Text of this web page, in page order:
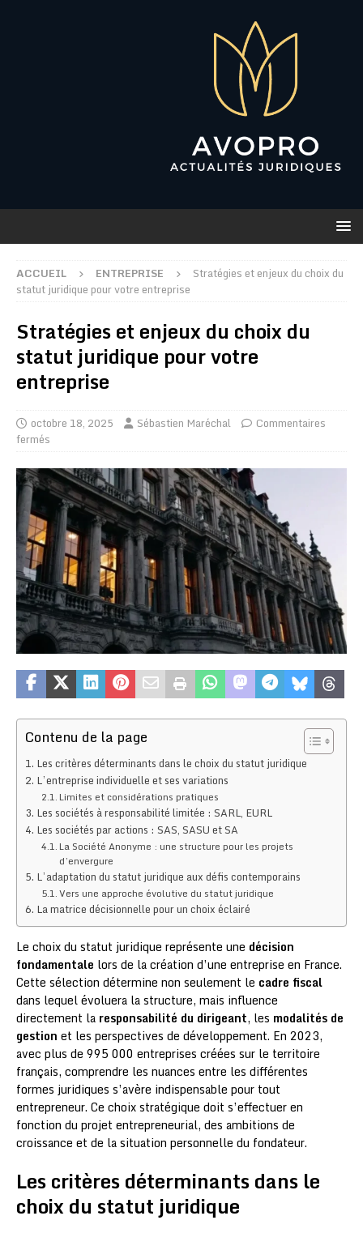
ACCUEIL ENTREPRISE
Stratégies et enjeux du choix du
statut juridique pour votre entreprise
Stratégies et enjeux du choix du
statut juridique pour votre
entreprise
octobre 18, 2025 Sébastien Maréchal
Commentaires
fermés
Contenu de la page
Les critères déterminants dans le choix du statut juridique
L’entreprise individuelle et ses variations
Limites et considérations pratiques
Les sociétés à responsabilité limitée : SARL, EURL
Les sociétés par actions : SAS, SASU et SA
La Société Anonyme : une structure pour les projets
d’envergure
L’adaptation du statut juridique aux défis contemporains
Vers une approche évolutive du statut juridique
La matrice décisionnelle pour un choix éclairé
Le choix du statut juridique représente une décision
fondamentale lors de la création d’une entreprise en France.
Cette sélection détermine non seulement le cadre fiscal
dans lequel évoluera la structure, mais influence
directement la responsabilité du dirigeant, les modalités de
gestion et les perspectives de développement. En 2023,
avec plus de 995 000 entreprises créées sur le territoire
français, comprendre les nuances entre les différentes
formes juridiques s’avère indispensable pour tout
entrepreneur. Ce choix stratégique doit s’effectuer en
fonction du projet entrepreneurial, des ambitions de
croissance et de la situation personnelle du fondateur.
Les critères déterminants dans le
choix du statut juridique